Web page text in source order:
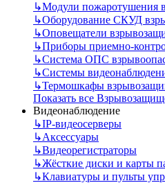
↳Модули пожаротушения
↳Оборудование СКУД
↳Оповещатели
↳Приборы приемно-
↳Система ОПС
↳Системы
↳Термошкафы
Показать все
Видеонаблюдение
↳IP-видеосерверы
↳Аксессуары
↳Видеорегистраторы
↳Жёсткие диски и карты
↳Клавиатуры и пульты